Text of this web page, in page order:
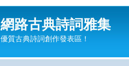
網路古典詩詞雅集
優質古典詩詞創作發表區！